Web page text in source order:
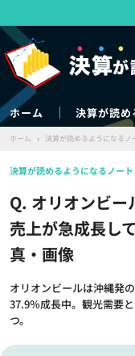
ホーム 決算が読め
ホーム › 決算が読めるようになるノ
Q. オリオンビ
売上が急成長し
真・画像
オリオンビールは沖縄発
37.9％成長中。観光需要
つ。
決算が読めるようになるノート